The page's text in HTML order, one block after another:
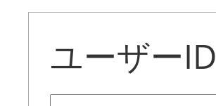
ユーザーID